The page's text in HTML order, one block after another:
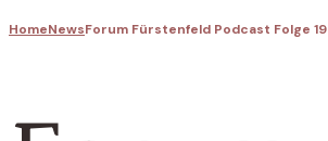
HomeNewsForum Fürstenfeld Podcast Folge 19